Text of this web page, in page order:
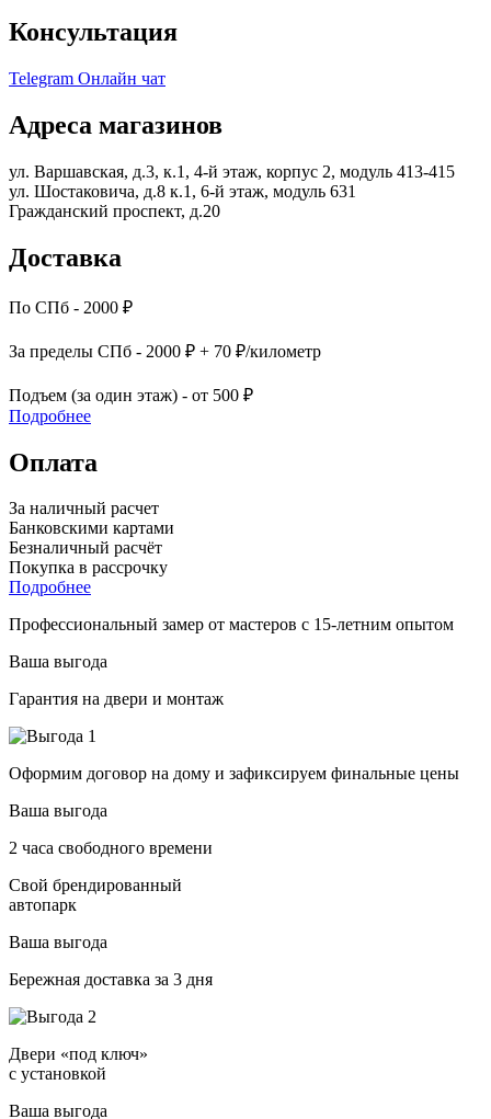
Консультация
Telegram Онлайн чат
Адреса магазинов
ул. Варшавская, д.3, к.1, 4-й этаж, корпус 2, модуль 413-415
ул. Шостаковича, д.8 к.1, 6-й этаж, модуль 631
Гражданский проспект, д.20
Доставка
По СПб - 2000 ₽
За пределы СПб - 2000 ₽ + 70 ₽/километр
Подъем (за один этаж) - от 500 ₽
Подробнее
Оплата
За наличный расчет
Банковскими картами
Безналичный расчёт
Покупка в рассрочку
Подробнее
Профессиональный замер от мастеров с 15-летним опытом
Ваша выгода
Гарантия на двери и монтаж
Оформим договор на дому и зафиксируем финальные цены
Ваша выгода
2 часа свободного времени
Свой брендированный
автопарк
Ваша выгода
Бережная доставка за 3 дня
Двери «под ключ»
с установкой
Ваша выгода